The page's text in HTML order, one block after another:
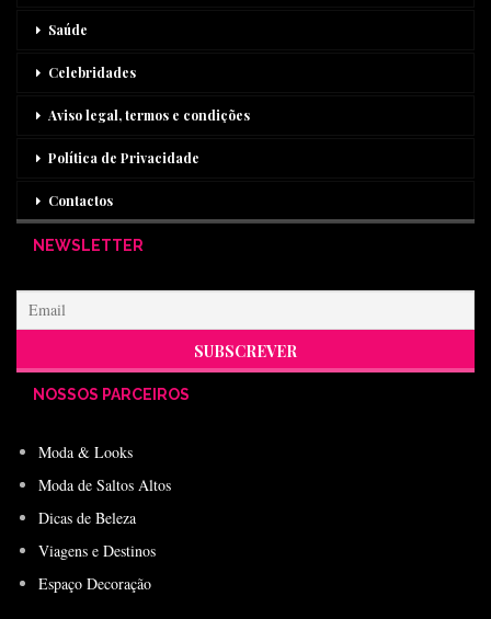
Saúde
Celebridades
Aviso legal, termos e condições
Política de Privacidade
Contactos
NEWSLETTER
NOSSOS PARCEIROS
Moda & Looks
Moda de Saltos Altos
Dicas de Beleza
Viagens e Destinos
Espaço Decoração